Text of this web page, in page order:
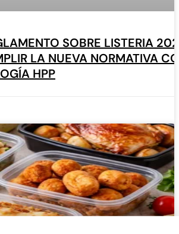
SOBRE LISTERIA
LA NUEVA NORMATIVA
HPP